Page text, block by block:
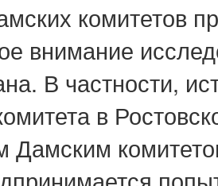
комитетов
внимание
В частности,
в
Дамским